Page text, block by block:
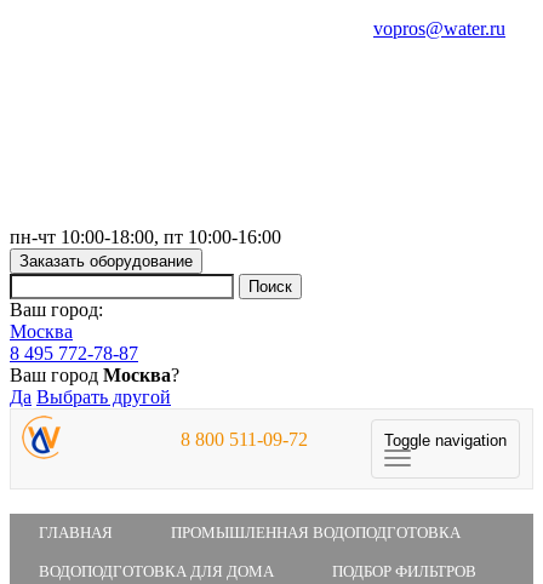
vopros@water.ru
пн-чт 10:00-18:00, пт 10:00-16:00
Заказать оборудование
Ваш город:
Москва
8 495 772-78-87
Ваш город Москва?
Да Выбрать другой
Toggle navigation
8 800 511-09-72
ГЛАВНАЯ ПРОМЫШЛЕННАЯ ВОДОПОДГОТОВКА
ВОДОПОДГОТОВКА ДЛЯ ДОМА ПОДБОР ФИЛЬТРОВ